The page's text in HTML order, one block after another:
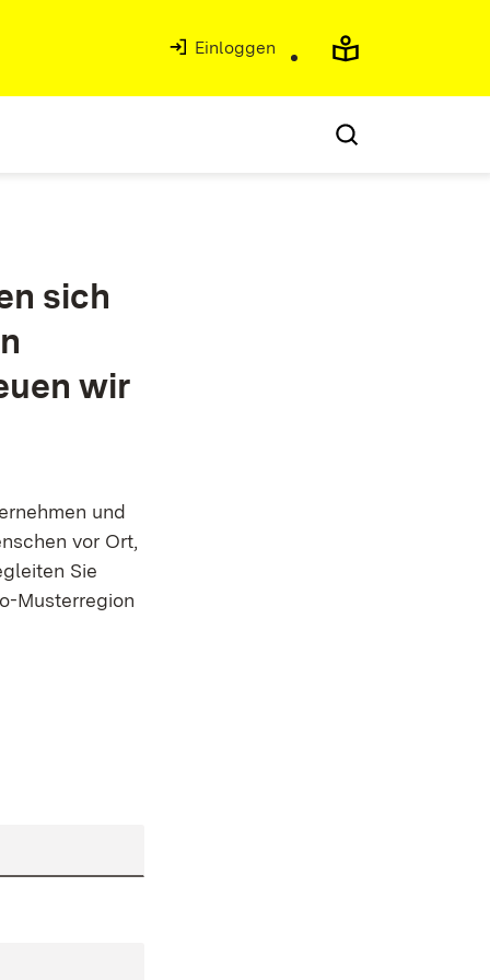
Einloggen
sich
wir
und
vor Ort,
Sie
Musterregion